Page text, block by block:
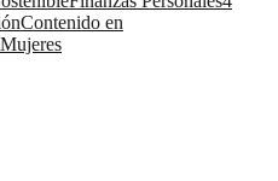
Contenido en
Mujeres